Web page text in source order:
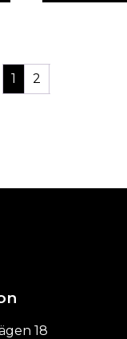
1 2
18